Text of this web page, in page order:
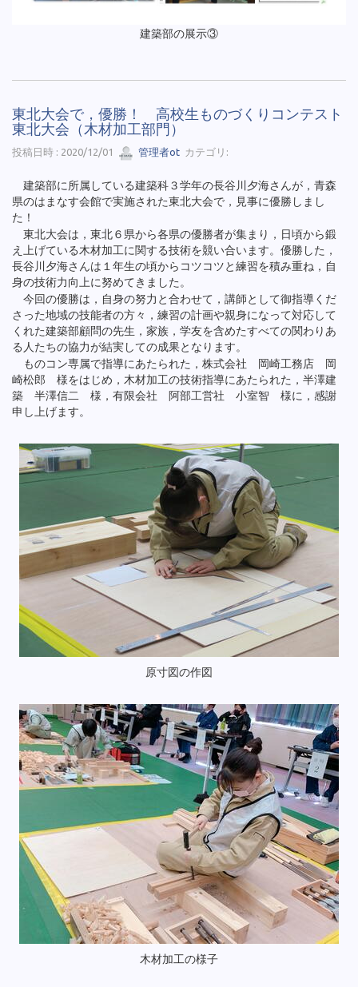
建築部の展示③
東北大会で，優勝！ 高校生ものづくりコンテスト
東北大会（木材加工部門）
投稿日時 : 2020/12/01 管理者ot カテゴリ:
建築部に所属している建築科３学年の長谷川夕海さんが，青森
県のはまなす会館で実施された東北大会で，見事に優勝しまし
た！
東北大会は，東北６県から各県の優勝者が集まり，日頃から鍛
え上げている木材加工に関する技術を競い合います。優勝した，
長谷川夕海さんは１年生の頃からコツコツと練習を積み重ね，自
身の技術力向上に努めてきました。
今回の優勝は，自身の努力と合わせて，講師として御指導くだ
さった地域の技能者の方々，練習の計画や親身になって対応して
くれた建築部顧問の先生，家族，学友を含めたすべての関わりあ
る人たちの協力が結実しての成果となります。
ものコン専属で指導にあたられた，株式会社 岡崎工務店 岡
崎松郎 様をはじめ，木材加工の技術指導にあたられた，半澤建
築 半澤信二 様，有限会社 阿部工営社 小室智 様に，感謝
申し上げます。
原寸図の作図
木材加工の様子